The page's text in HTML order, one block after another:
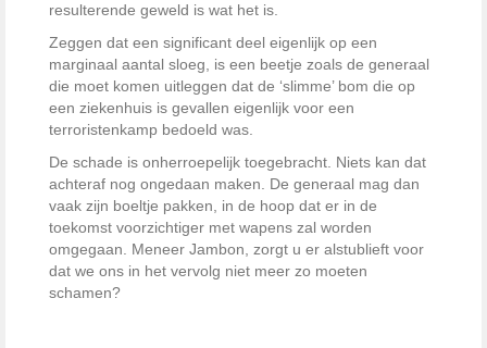
resulterende geweld is wat het is.
Zeggen dat een significant deel eigenlijk op een
marginaal aantal sloeg, is een beetje zoals de generaal
die moet komen uitleggen dat de ‘slimme’ bom die op
een ziekenhuis is gevallen eigenlijk voor een
terroristenkamp bedoeld was.
De schade is onherroepelijk toegebracht. Niets kan dat
achteraf nog ongedaan maken. De generaal mag dan
vaak zijn boeltje pakken, in de hoop dat er in de
toekomst voorzichtiger met wapens zal worden
omgegaan. Meneer Jambon, zorgt u er alstublieft voor
dat we ons in het vervolg niet meer zo moeten
schamen?